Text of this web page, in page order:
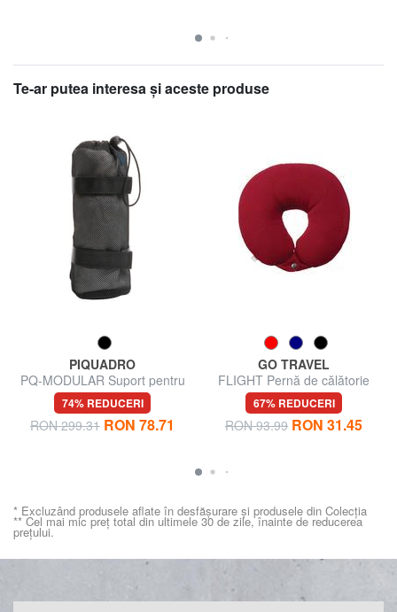
Te-ar putea interesa şi aceste produse
PIQUADRO
PQ-MODULAR Suport pentru
sticle de apă
74% REDUCERI
RON 299.31 RON 78.71
GO TRAVEL
FLIGHT Pernă de călătorie
67% REDUCERI
RON 93.99 RON 31.45
* Excluzând produsele aflate în desfășurare și produsele din Colecția
** Cel mai mic preț total din ultimele 30 de zile, înainte de reducerea
prețului.